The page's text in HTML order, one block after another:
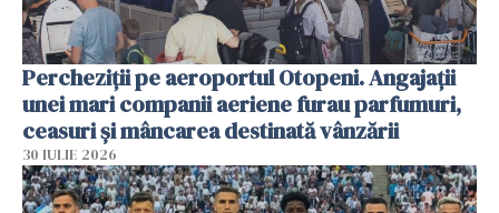
Percheziții pe aeroportul Otopeni. Angajații
unei mari companii aeriene furau parfumuri,
ceasuri și mâncarea destinată vânzării
30 IULIE 2026